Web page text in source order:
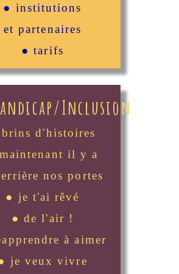
● institutions
et partenaires
● tarifs
Inclusion
d'histoires
il y a
nos portes
● je t'ai rêvé
● de l'air !
à aimer
je veux vivre